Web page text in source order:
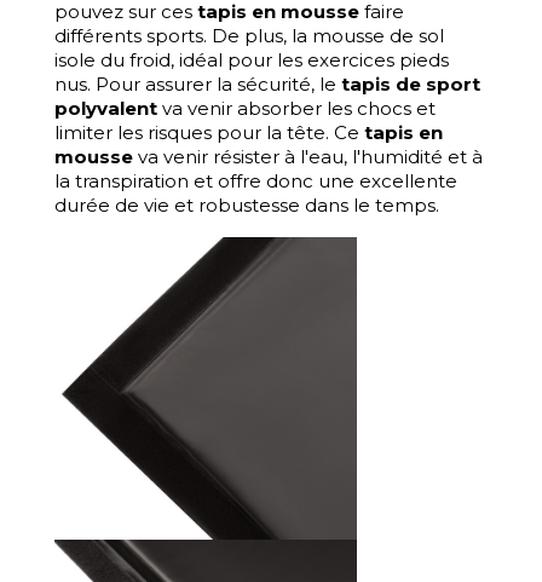
pouvez sur ces tapis en mousse faire
différents sports. De plus, la mousse de sol
isole du froid, idéal pour les exercices pieds
nus. Pour assurer la sécurité, le tapis de sport
polyvalent va venir absorber les chocs et
limiter les risques pour la tête. Ce tapis en
mousse va venir résister à l'eau, l'humidité et à
la transpiration et offre donc une excellente
durée de vie et robustesse dans le temps.